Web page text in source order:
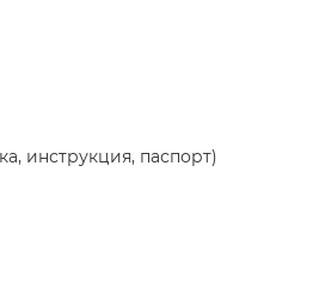
инструкция, паспорт)